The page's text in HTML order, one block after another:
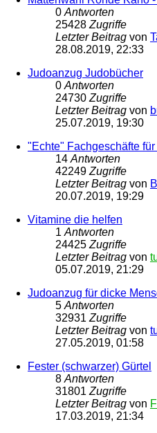
0 Antworten
25428 Zugriffe
Letzter Beitrag von
28.08.2019, 22:33
Judoanzug Judobücher
0 Antworten
24730 Zugriffe
Letzter Beitrag von
25.07.2019, 19:30
"Echte" Fachgeschäfte
14 Antworten
42249 Zugriffe
Letzter Beitrag von
20.07.2019, 19:29
Vitamine die helfen
1 Antworten
24425 Zugriffe
Letzter Beitrag von
05.07.2019, 21:29
Judoanzug für dicke
5 Antworten
32931 Zugriffe
Letzter Beitrag von
27.05.2019, 01:58
Fester (schwarzer) Gürtel
8 Antworten
31801 Zugriffe
Letzter Beitrag von
17.03.2019, 21:34